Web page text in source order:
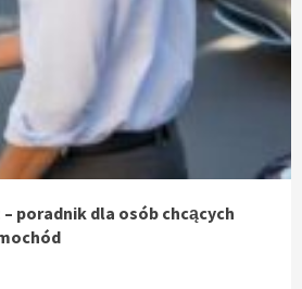
poradnik dla osób chcących